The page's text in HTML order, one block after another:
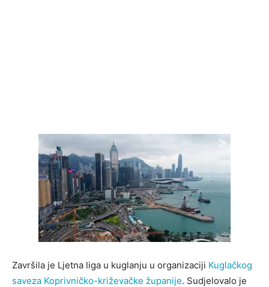
Završila je Ljetna liga u kuglanju u organizaciji Kuglačkog
saveza Koprivničko-križevačke županije. Sudjelovalo je